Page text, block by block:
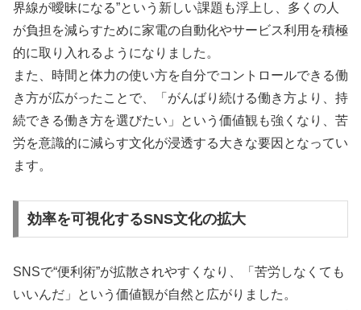
界線が曖昧になる”という新しい課題も浮上し、多くの人
が負担を減らすために家電の自動化やサービス利用を積極
的に取り入れるようになりました。
また、時間と体力の使い方を自分でコントロールできる働
き方が広がったことで、「がんばり続ける働き方より、持
続できる働き方を選びたい」という価値観も強くなり、苦
労を意識的に減らす文化が浸透する大きな要因となってい
ます。
効率を可視化するSNS文化の拡大
SNSで“便利術”が拡散されやすくなり、「苦労しなくても
いいんだ」という価値観が自然と広がりました。